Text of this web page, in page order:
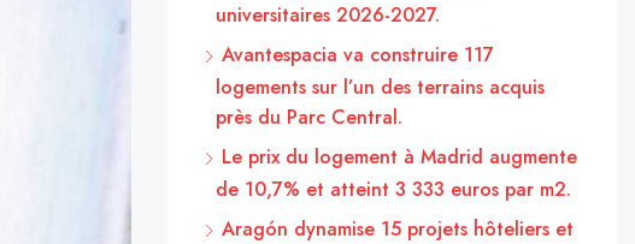
universitaires 2026-2027.
Avantespacia va construire 117
logements sur l’un des terrains acquis
près du Parc Central.
Le prix du logement à Madrid augmente
de 10,7% et atteint 3 333 euros par m2.
Aragón dynamise 15 projets hôteliers et